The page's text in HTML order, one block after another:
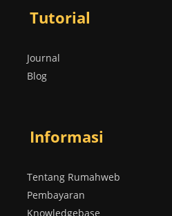
Tutorial
Journal
Blog
Informasi
Tentang Rumahweb
Pembayaran
Knowledgebase